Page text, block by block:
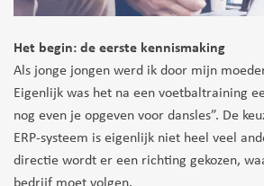
Het begin: de eerste kennismaking
Als jonge jongen werd ik door mijn
Eigenlijk was het na een voetbaltraining
nog even je opgeven voor dansles”. De
ERP-systeem is eigenlijk niet heel veel
directie wordt er een richting gekozen,